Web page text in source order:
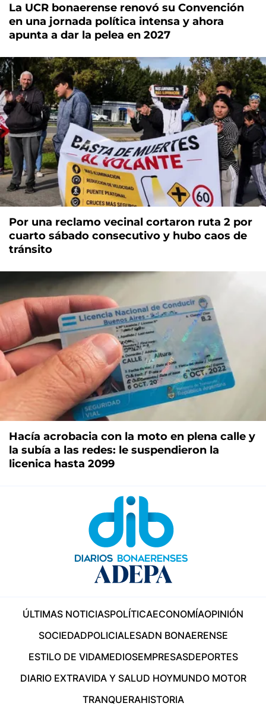
La UCR bonaerense renovó su Convención
en una jornada política intensa y ahora
apunta a dar la pelea en 2027
Por una reclamo vecinal cortaron ruta 2 por
cuarto sábado consecutivo y hubo caos de
tránsito
Hacía acrobacia con la moto en plena calle y
la subía a las redes: le suspendieron la
licenica hasta 2099
ÚLTIMAS NOTICIASPOLÍTICAECONOMÍAOPINIÓN
SOCIEDADPOLICIALESADN BONAERENSE
ESTILO DE VIDAMEDIOSEMPRESASDEPORTES
DIARIO EXTRAVIDA Y SALUD HOYMUNDO MOTOR
TRANQUERAHISTORIA